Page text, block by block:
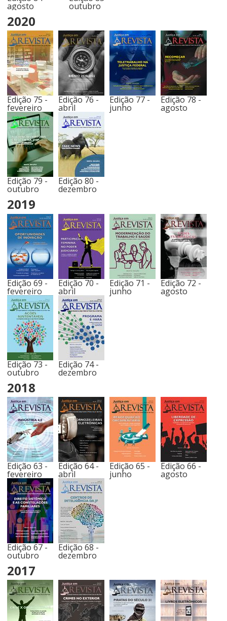
agosto outubro
2020
Edição 75 -
fevereiro
Edição 76 -
abril
Edição 77 -
junho
Edição 78 -
agosto
Edição 79 -
outubro
Edição 80 -
dezembro
2019
Edição 69 -
fevereiro
Edição 70 -
abril
Edição 71 -
junho
Edição 72 -
agosto
Edição 73 -
outubro
Edição 74 -
dezembro
2018
Edição 63 -
fevereiro
Edição 64 -
abril
Edição 65 -
junho
Edição 66 -
agosto
Edição 67 -
outubro
Edição 68 -
dezembro
2017